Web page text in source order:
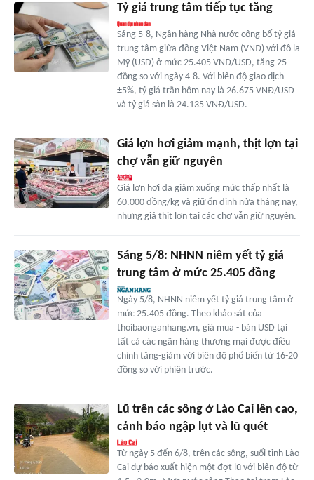
Tỷ giá trung tâm tiếp tục tăng
Sáng 5-8, Ngân hàng Nhà nước công bố tỷ giá
trung tâm giữa đồng Việt Nam (VNĐ) với đô la
Mỹ (USD) ở mức 25.405 VNĐ/USD, tăng 25
đồng so với ngày 4-8. Với biên độ giao dịch
±5%, tỷ giá trần hôm nay là 26.675 VNĐ/USD
và tỷ giá sàn là 24.135 VNĐ/USD.
Giá lợn hơi giảm mạnh, thịt lợn tại
chợ vẫn giữ nguyên
Giá lợn hơi đã giảm xuống mức thấp nhất là
60.000 đồng/kg và giữ ổn định nửa tháng nay,
nhưng giá thịt lợn tại các chợ vẫn giữ nguyên.
Sáng 5/8: NHNN niêm yết tỷ giá
trung tâm ở mức 25.405 đồng
Ngày 5/8, NHNN niêm yết tỷ giá trung tâm ở
mức 25.405 đồng. Theo khảo sát của
thoibaonganhang.vn, giá mua - bán USD tại
tất cả các ngân hàng thương mại được điều
chỉnh tăng-giảm với biên độ phổ biến từ 16-20
đồng so với phiên trước.
Lũ trên các sông ở Lào Cai lên cao,
cảnh báo ngập lụt và lũ quét
Từ ngày 5 đến 6/8, trên các sông, suối tỉnh Lào
Cai dự báo xuất hiện một đợt lũ với biên độ từ